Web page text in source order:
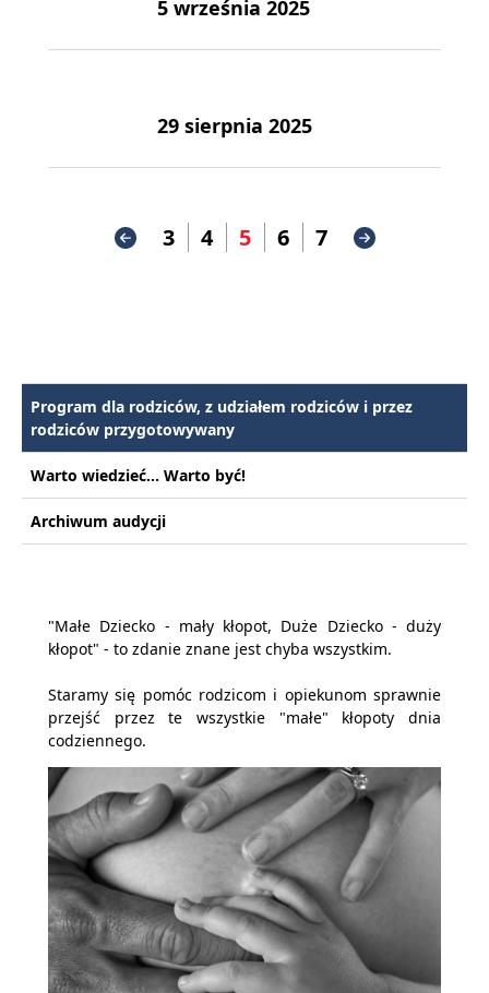
5 września 2025
29 sierpnia 2025
3 4 5 6 7
Program dla rodziców, z udziałem rodziców i przez
rodziców przygotowywany
Warto wiedzieć... Warto być!
Archiwum audycji
"Małe Dziecko - mały kłopot, Duże Dziecko - duży
kłopot" - to zdanie znane jest chyba wszystkim.
Staramy się pomóc rodzicom i opiekunom sprawnie
przejść przez te wszystkie "małe" kłopoty dnia
codziennego.